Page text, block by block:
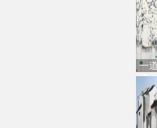
一
通